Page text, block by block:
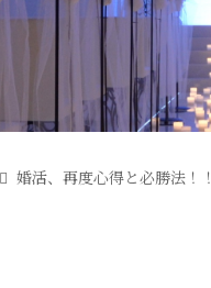
婚活、再度心得と必勝法！！